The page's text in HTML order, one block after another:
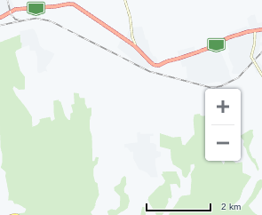
2 km